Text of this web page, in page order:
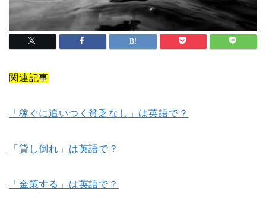
関連記事
「稼ぐに追いつく貧乏なし」は英語で？
「貸し倒れ」は英語で？
「金策する」は英語で？